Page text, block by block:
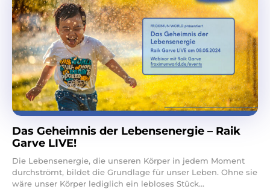
Das Geheimnis der Lebensenergie – Raik
Garve LIVE!
Die Lebensenergie, die unseren Körper in jedem Moment
durchströmt, bildet die Grundlage für unser Leben. Ohne sie
wäre unser Körper lediglich ein lebloses Stück...